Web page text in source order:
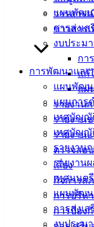
แผนพัฒน
การส่งเ
งบประม
กา
แก้
แผ
รายงานก
รายงาน
รายงาน
ตรวจสอ
เสี่ยง
กิจการส
การบริห
การป้อง
วารสาร
ข่าวสาร
การพัฒนาและ
แผนพัฒน
แผนการ
เทศบัญญั
เทศบัญญั
รายงาน
รายงาน
เทศมนตรี
แผนพัฒน
การส่งเ
งบประม
งาน
ข่าวสาร
น่ารู้
ข้อมูล
ข่าวสาร
อิเล็กทรอนิกส์
องค์
ความรู้
(Knowledge
Management)
เทศบาล